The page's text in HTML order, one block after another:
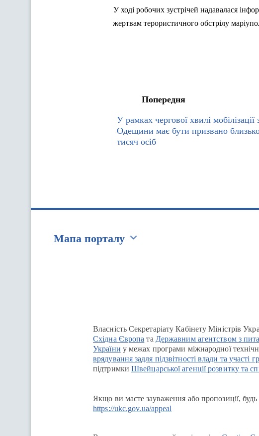
У ході робочих зустрічей надавалася
жертвам терористичного обстрілу
Попередня
У рамках чергової хвилі мобілізації
Одещини має бути призвано
тисяч осіб
Мапа порталу
Власність Секретаріату Кабінету Міністрів
Східна Європа та Державним агентством з
України у межах програми міжнародної
врядування задля підзвітності влади та участі
підтримки Швейцарської агенції розвитку та
Якщо ви маєте зауваження або пропозиції,
https://ukc.gov.ua/appeal